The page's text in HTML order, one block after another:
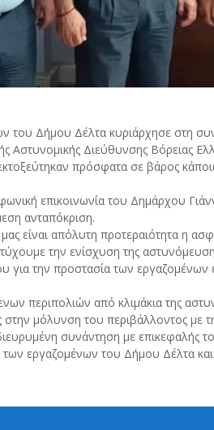
του Δήμου Δέλτα κυριάρχησε στη
Αστυνομικής Διεύθυνσης Βόρειας
πρόσφατα σε βάρος
επικοινωνία του Δημάρχου
ανταπόκριση.
είναι απόλυτη προτεραιότητα η
την ενίσχυση της
για την προστασία των
περιπολιών από κλιμάκια της
μόλυνση του περιβάλλοντος με
συνάντηση με επικεφαλής
εργαζομένων του Δήμου Δέλτα